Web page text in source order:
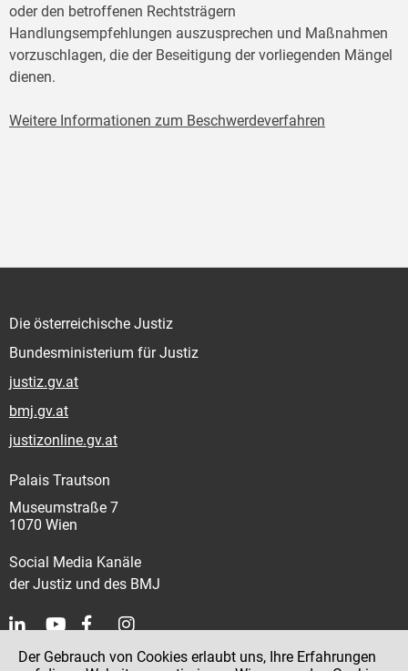
oder den betroffenen Rechtsträgern
Handlungsempfehlungen auszusprechen und Maßnahmen
vorzuschlagen, die der Beseitigung der vorliegenden Mängel
dienen.
Weitere Informationen zum Beschwerdeverfahren
Die österreichische Justiz
Bundesministerium für Justiz
justiz.gv.at
bmj.gv.at
justizonline.gv.at
Palais Trautson
Museumstraße 7
1070 Wien
Social Media Kanäle
der Justiz und des BMJ
Kontakt
Der Gebrauch von Cookies erlaubt uns, Ihre Erfahrungen